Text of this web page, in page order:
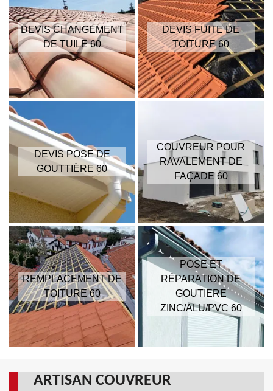
DEVIS CHANGEMENT
DE TUILE 60
DEVIS FUITE DE
TOITURE 60
DEVIS POSE DE
GOUTTIÈRE 60
COUVREUR POUR
RAVALEMENT DE
FAÇADE 60
REMPLACEMENT DE
TOITURE 60
POSE ET
RÉPARATION DE
GOUTIERE
ZINC/ALU/PVC 60
ARTISAN COUVREUR